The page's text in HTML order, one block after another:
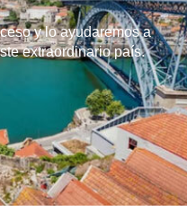
y lo ayudaremos a
extraordinario país.